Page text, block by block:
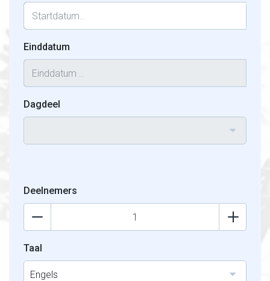
Einddatum
Dagdeel
Deelnemers
Taal
Engels